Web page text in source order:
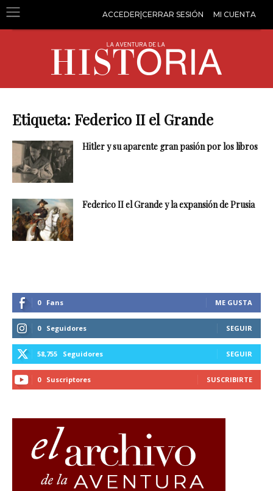
ACCEDER|CERRAR SESIÓN MI CUENTA
Etiqueta: Federico II el Grande
Hitler y su aparente gran pasión por los libros
Federico II el Grande y la expansión de Prusia
0 Fans ME GUSTA
0 Seguidores SEGUIR
58,755 Seguidores SEGUIR
0 Suscriptores SUSCRIBIRTE